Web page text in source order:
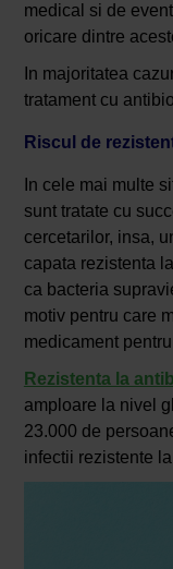
medical si de
oricare dintre
In majoritatea
tratament cu
Riscul de
In cele mai multe
sunt tratate cu
cercetarilor, insa,
capata rezistenta
ca bacteria
motiv pentru care
medicament
Rezistenta la
amploare la nivel
23.000 de
infectii rezistente